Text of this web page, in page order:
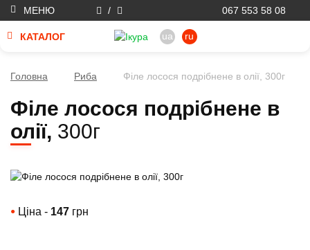
МЕНЮ / 067 553 58 08
ua ru
КАТАЛОГ
Головна Риба Філе лосося подрібнене в олії, 300г
Філе лосося подрібнене в
олії, 300г
● Ціна - 147 грн